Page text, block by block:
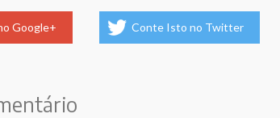
Google+ Conte Isto no Twitter